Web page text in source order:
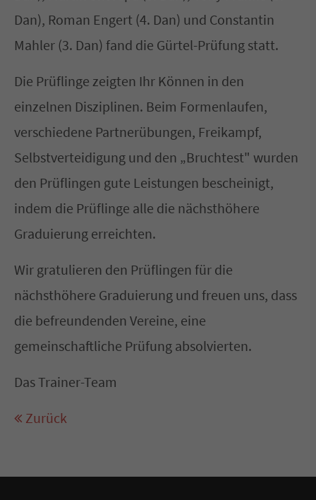
Have any questions?
+44 1234 567 890
Drop us a line
info@yourdomain.com
About us
Lorem ipsum dolor sit amet, consectetuer
adipiscing elit.
Aenean commodo ligula eget dolor. Aenean
massa. Cum sociis natoque penatibus et
magnis dis parturient montes, nascetur
ridiculus mus. Donec quam felis, ultricies nec.
Dan), Roman Engert (4. Dan) und Constantin
Mahler (3. Dan) fand die Gürtel-Prüfung statt.
Die Prüflinge zeigten Ihr Können in den
einzelnen Disziplinen. Beim Formenlaufen,
verschiedene Partnerübungen, Freikampf,
Selbstverteidigung und den „Bruchtest" wurden
den Prüflingen gute Leistungen bescheinigt,
indem die Prüflinge alle die nächsthöhere
Graduierung erreichten.
Wir gratulieren den Prüflingen für die
nächsthöhere Graduierung und freuen uns, dass
die befreundenden Vereine, eine
gemeinschaftliche Prüfung absolvierten.
Das Trainer-Team
Zurück